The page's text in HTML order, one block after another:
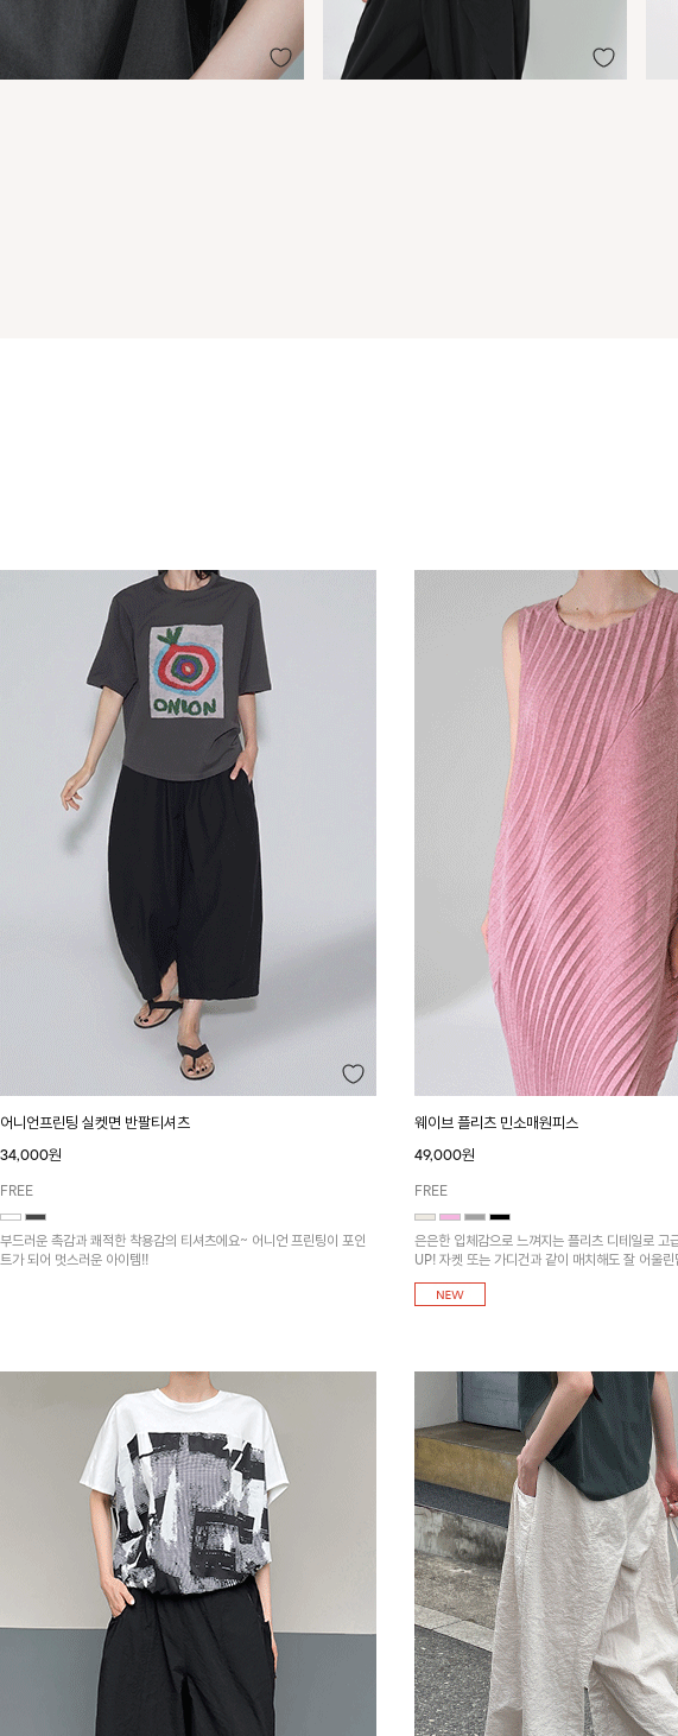
어니언프린팅 실켓면 반팔티셔츠
34,000원
FREE
부드러운 촉감과 쾌적한 착용감의 티셔츠에요~ 어니언 프린팅이 포인
트가 되어 멋스러운 아이템!!
웨이브 플리츠 민소매원피스
49,000원
FREE
은은한 입체감으로 느껴지는 플리츠 디테일로 고
UP! 자켓 또는 가디건과 같이 매치해도 잘 어울린